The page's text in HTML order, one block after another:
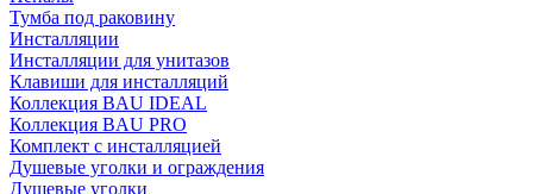
Тумба под раковину
Инсталляции
Инсталляции для унитазов
Клавиши для инсталляций
Коллекция BAU IDEAL
Коллекция BAU PRO
Комплект с инсталляцией
Душевые уголки и ограждения
Душевые уголки